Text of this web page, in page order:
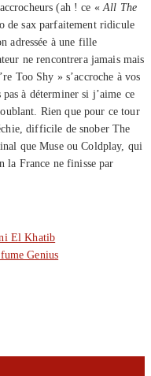
(ah ! ce « All The
de sax parfaitement ridicule
adressée à une fille
ne rencontrera jamais mais
Too Shy » s’accroche à vos
à déterminer si j’aime ce
Rien que pour ce tour
difficile de snober The
que Muse ou Coldplay, qui
la France ne finisse par
El Khatib
Genius